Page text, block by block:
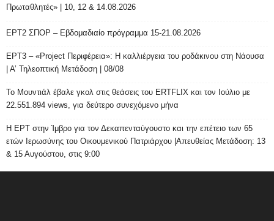
Πρωταθλητές» | 10, 12 & 14.08.2026
ΕΡΤ2 ΣΠΟΡ – Εβδομαδιαίο πρόγραμμα 15-21.08.2026
ΕΡΤ3 – «Project Περιφέρεια»: Η καλλιέργεια του ροδάκινου στη Νάουσα
| Α’ Τηλεοπτική Μετάδοση | 08/08
Το Μουντιάλ έβαλε γκολ στις θεάσεις του ERTFLIX και τον Ιούλιο με
22.551.894 views, για δεύτερο συνεχόμενο μήνα
Η ΕΡΤ στην Ίμβρο για τον Δεκαπενταύγουστο και την επέτειο των 65
ετών Ιερωσύνης του Οικουμενικού Πατριάρχου |Απευθείας Μετάδοση: 13
& 15 Αυγούστου, στις 9:00